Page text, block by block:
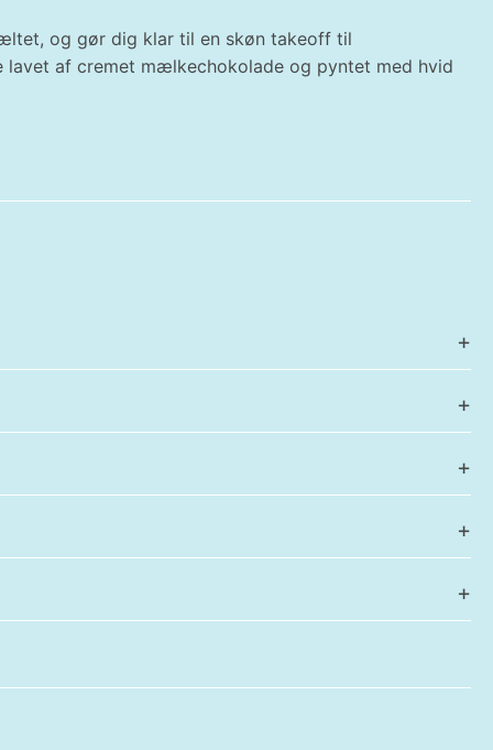
og gør dig klar til en skøn takeoff til
lavet af cremet mælkechokolade og pyntet med hvid